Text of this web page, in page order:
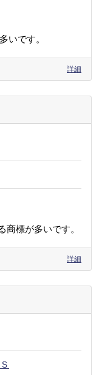
いです。
詳細
標が多いです。
詳細